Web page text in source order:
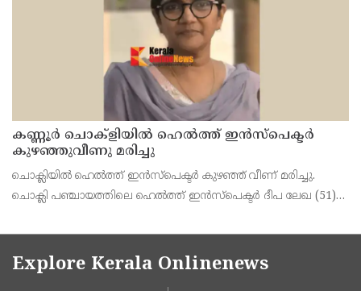
കണ്ണൂർ ചൊക്ളിയിൽ ഹെൽത്ത് ഇൻസ്പെക്ടർ
കുഴഞ്ഞുവീണു മരിച്ചു
ചൊക്ലിയിൽ ഹെൽത്ത് ഇൻസ്പെക്ടർ കുഴഞ്ഞ് വീണ് മരിച്ചു.
ചൊക്ലി പഞ്ചായത്തിലെ ഹെൽത്ത് ഇൻസ്പെക്ടർ ദീപ ലേഖ (51)
യോഗത്തിനിടെ കുഴഞ്ഞു വീണ് മരിച്ചത്. ഓർക്കാട്
Explore Kerala Onlinenews